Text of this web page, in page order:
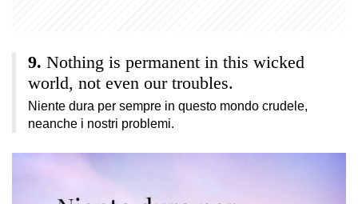
Nothing is permanent in this wicked
world, not even our troubles.
Niente dura per sempre in questo mondo crudele,
neanche i nostri problemi.